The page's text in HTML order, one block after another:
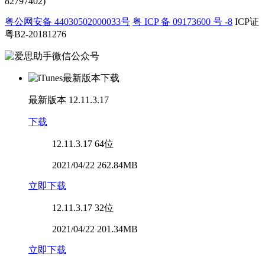
粤公网安备 44030502000033号 粤 ICP 备 09173600 号 -8 ICP证
粤B2-20181276
最新版本 12.11.3.17
下载
12.11.3.17 64位
2021/04/22 262.84MB
立即下载
12.11.3.17 32位
2021/04/22 201.34MB
立即下载